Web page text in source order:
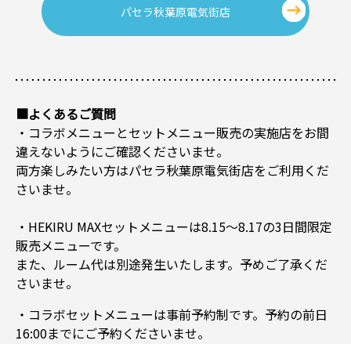
パセラ秋葉原電気街店
■よくあるご質問
・コラボメニューとセットメニュー販売の実施店をお間
違えないようにご確認くださいませ。
両方楽しみたい方はパセラ秋葉原電気街店をご利用くだ
さいませ。
・HEKIRU MAXセットメニューは8.15～8.17の3日間限定
販売メニューです。
また、ルーム代は別途発生いたします。予めご了承くだ
さいませ。
・コラボセットメニューは事前予約制です。予約の前日
16:00までにご予約くださいませ。